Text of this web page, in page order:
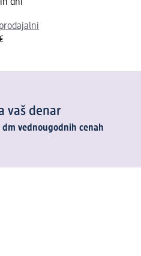
dni
vaš denar
dm vednougodnih cenah